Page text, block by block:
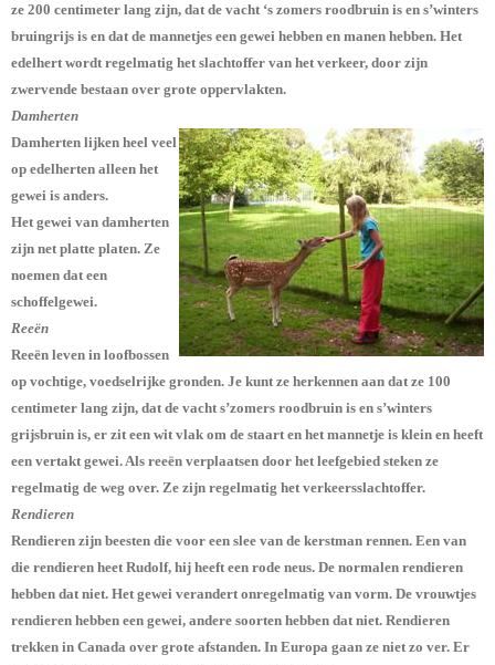
ze 200 centimeter lang zijn, dat de vacht ‘s zomers roodbruin is en s’winters
bruingrijs is en dat de mannetjes een gewei hebben en manen hebben. Het
edelhert wordt regelmatig het slachtoffer van het verkeer, door zijn
zwervende bestaan over grote oppervlakten.
Damherten
Damherten lijken heel veel
op edelherten alleen het
gewei is anders.
Het gewei van damherten
zijn net platte platen. Ze
noemen dat een
schoffelgewei.
Reeën
Reeën leven in loofbossen
op vochtige, voedselrijke gronden. Je kunt ze herkennen aan dat ze 100
centimeter lang zijn, dat de vacht s’zomers roodbruin is en s’winters
grijsbruin is, er zit een wit vlak om de staart en het mannetje is klein en heeft
een vertakt gewei. Als reeën verplaatsen door het leefgebied steken ze
regelmatig de weg over. Ze zijn regelmatig het verkeersslachtoffer.
Rendieren
Rendieren zijn beesten die voor een slee van de kerstman rennen. Een van
die rendieren heet Rudolf, hij heeft een rode neus. De normalen rendieren
hebben dat niet. Het gewei verandert onregelmatig van vorm. De vrouwtjes
rendieren hebben een gewei, andere soorten hebben dat niet. Rendieren
trekken in Canada over grote afstanden. In Europa gaan ze niet zo ver. Er